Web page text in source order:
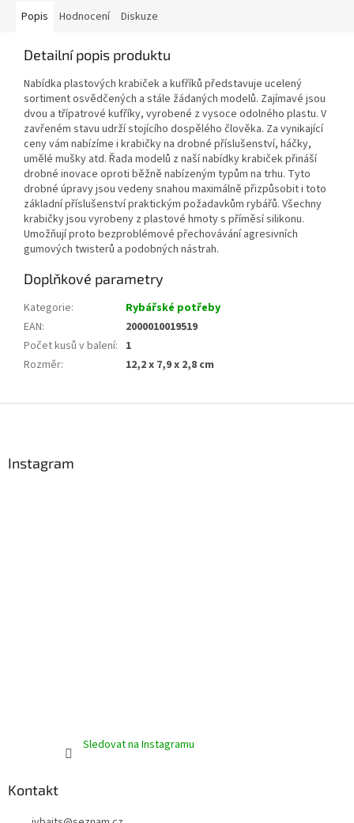
Popis Hodnocení Diskuze
Detailní popis produktu
Nabídka plastových krabiček a kufříků představuje ucelený
sortiment osvědčených a stále žádaných modelů. Zajímavé jsou
dvou a třípatrové kufříky, vyrobené z vysoce odolného plastu. V
zavřeném stavu udrží stojícího dospělého člověka. Za vynikající
ceny vám nabízíme i krabičky na drobné příslušenství, háčky,
umělé mušky atd. Řada modelů z naší nabídky krabiček přináší
drobné inovace oproti běžně nabízeným typům na trhu. Tyto
drobné úpravy jsou vedeny snahou maximálně přizpůsobit i toto
základní příslušenství praktickým požadavkům rybářů. Všechny
krabičky jsou vyrobeny z plastové hmoty s příměsí silikonu.
Umožňují proto bezproblémové přechovávání agresivních
gumových twisterů a podobných nástrah.
Doplňkové parametry
Kategorie:
Rybářské potřeby
EAN:
2000010019519
Počet kusů v balení: 1
Rozměr: 12,2 x 7,9 x 2,8 cm
Instagram
Sledovat na Instagramu
Kontakt